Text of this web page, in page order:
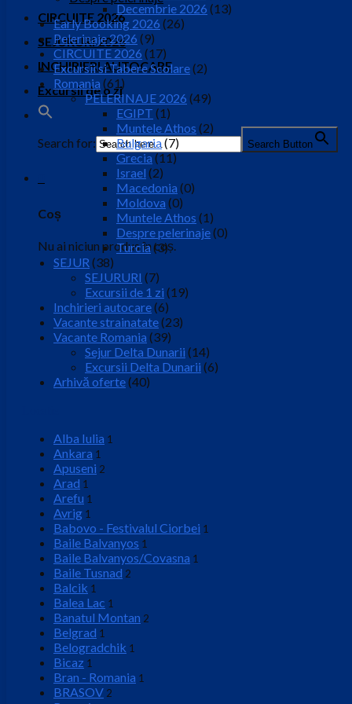
CIRCUITE 2026
SEJURURI 2026
INCHIRIERI AUTOCARE
Excursii de o zi
Search for: Search Button
Coș
Nu ai niciun produs în coș.
Decembrie 2026 (13)
Early Booking 2026 (26)
Pelerinaje 2026 (9)
CIRCUITE 2026 (17)
Excursii si Tabere Scolare(2)
Romania (61)
PELERINAJE 2026 (49)
EGIPT (1)
Muntele Athos (2)
Bulgaria(7)
Grecia (11)
Israel (2)
Macedonia (0)
Moldova (0)
Muntele Athos (1)
Despre pelerinaje(0)
Turcia(3)
SEJUR (38)
SEJURURI (7)
Excursii de 1 zi (19)
Inchirieri autocare(6)
Vacante strainatate(23)
Vacante Romania (39)
Sejur Delta Dunarii (14)
Excursii Delta Dunarii (6)
Arhivă oferte(40)
Alba Iulia 1
Ankara 1
Apuseni 2
Arad 1
Arefu 1
Avrig 1
Babovo - Festivalul Ciorbei 1
Baile Balvanyos 1
Baile Balvanyos/Covasna 1
Baile Tusnad 2
Balcik 1
Balea Lac 1
Banatul Montan 2
Belgrad 1
Belogradchik 1
Bicaz 1
Bran - Romania 1
BRASOV 2